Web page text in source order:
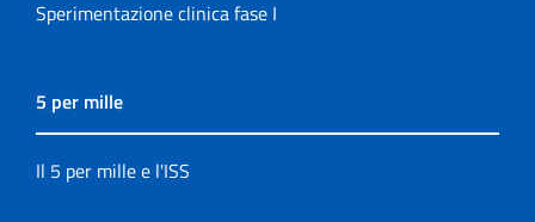
Sperimentazione clinica fase I
5 per mille
Il 5 per mille e l'ISS